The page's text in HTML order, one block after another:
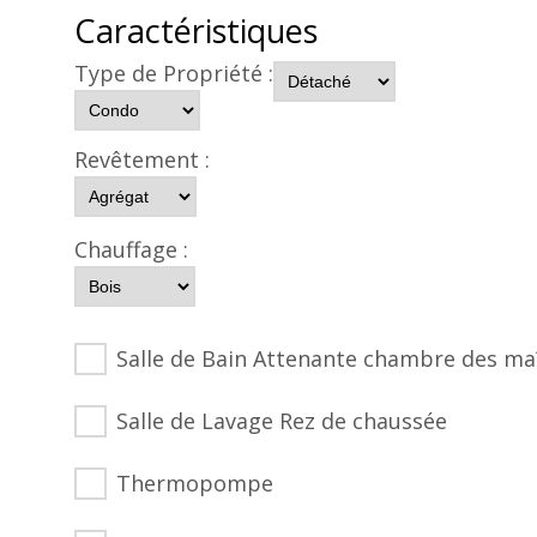
Caractéristiques
Type de Propriété :
Revêtement :
Chauffage :
Salle de Bain Attenante chambre des
Salle de Lavage Rez de chaussée
Thermopompe